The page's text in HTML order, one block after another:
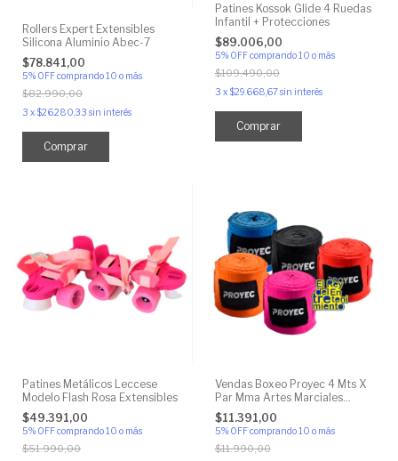
Rollers Expert Extensibles
Silicona Aluminio Abec-7
$78.841,00
5% OFFcomprando 10 o más
$82.990,00
3 x$26.280,33 sin interés
Comprar
Patines Kossok Glide 4 Ruedas
Infantil + Protecciones
$89.006,00
5% OFF comprando 10 o más
$109.490,00
3 x$29.668,67sin interés
Comprar
Patines Metálicos Leccese
Modelo Flash Rosa Extensibles
$49.391,00
5% OFFcomprando 10 o más
$51.990,00
Vendas Boxeo Proyec 4 Mts X
Par Mma Artes Marciales
Boxeo
$11.391,00
5% OFF comprando 10 o más
$11.990,00